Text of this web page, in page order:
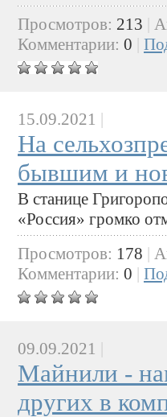
Просмотров: 213
Комментарии: 0
15.09.2021 |
На
бывшим и
В станице
«Россия» громко
Просмотров: 178 |
Комментарии: 0 |
09.09.2021
Майнили -
других в